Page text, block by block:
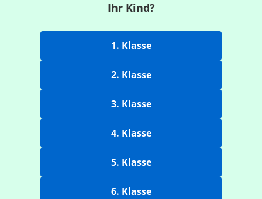
Ihr Kind?
1. Klasse
2. Klasse
3. Klasse
4. Klasse
5. Klasse
6. Klasse